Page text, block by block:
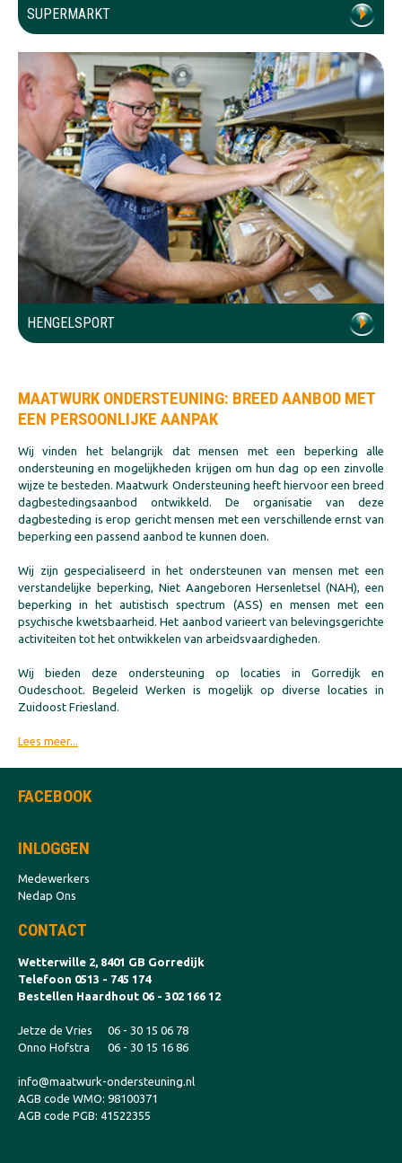
SUPERMARKT
HENGELSPORT
MAATWURK ONDERSTEUNING: BREED AANBOD MET
EEN PERSOONLIJKE AANPAK
Wij vinden het belangrijk dat mensen met een beperking alle
ondersteuning en mogelijkheden krijgen om hun dag op een zinvolle
wijze te besteden. Maatwurk Ondersteuning heeft hiervoor een breed
dagbestedingsaanbod ontwikkeld. De organisatie van deze
dagbesteding is erop gericht mensen met een verschillende ernst van
beperking een passend aanbod te kunnen doen.
Wij zijn gespecialiseerd in het ondersteunen van mensen met een
verstandelijke beperking, Niet Aangeboren Hersenletsel (NAH), een
beperking in het autistisch spectrum (ASS) en mensen met een
psychische kwetsbaarheid. Het aanbod varieert van belevingsgerichte
activiteiten tot het ontwikkelen van arbeidsvaardigheden.
Wij bieden deze ondersteuning op locaties in Gorredijk en
Oudeschoot. Begeleid Werken is mogelijk op diverse locaties in
Zuidoost Friesland.
Lees meer...
FACEBOOK
INLOGGEN
Medewerkers
Nedap Ons
CONTACT
Wetterwille 2, 8401 GB Gorredijk
Telefoon 0513 - 745 174
Bestellen Haardhout 06 - 302 166 12
Jetze de Vries
06 - 30 15 06 78
Onno Hofstra
06 - 30 15 16 86
info@maatwurk-ondersteuning.nl
AGB code WMO: 98100371
AGB code PGB: 41522355